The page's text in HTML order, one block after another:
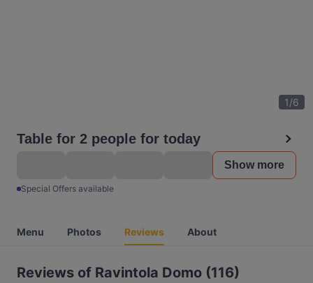
1/6
Table for 2 people for today
Show more
Special Offers available
Menu Photos Reviews About
Reviews of Ravintola Domo (116)